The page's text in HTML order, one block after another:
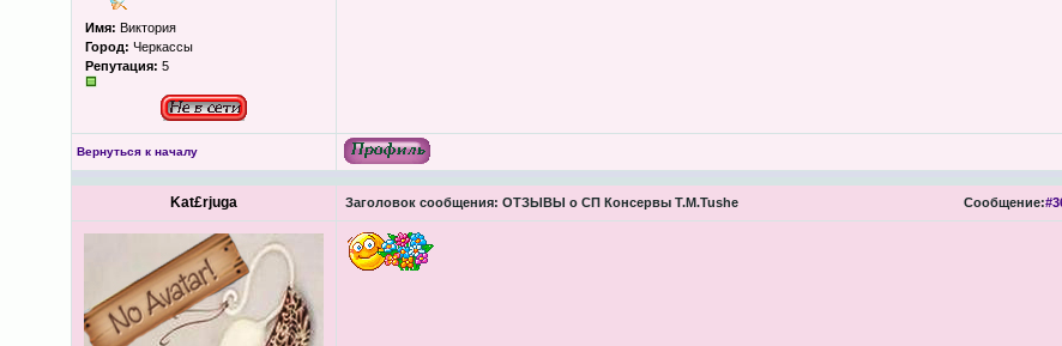
Имя: Виктория
Город: Черкассы
Репутация: 5
Вернуться к началу
Kat£rjuga Заголовок сообщения: ОТЗЫВЫ о СП Консервы Т.М.Tushe Сообщение: